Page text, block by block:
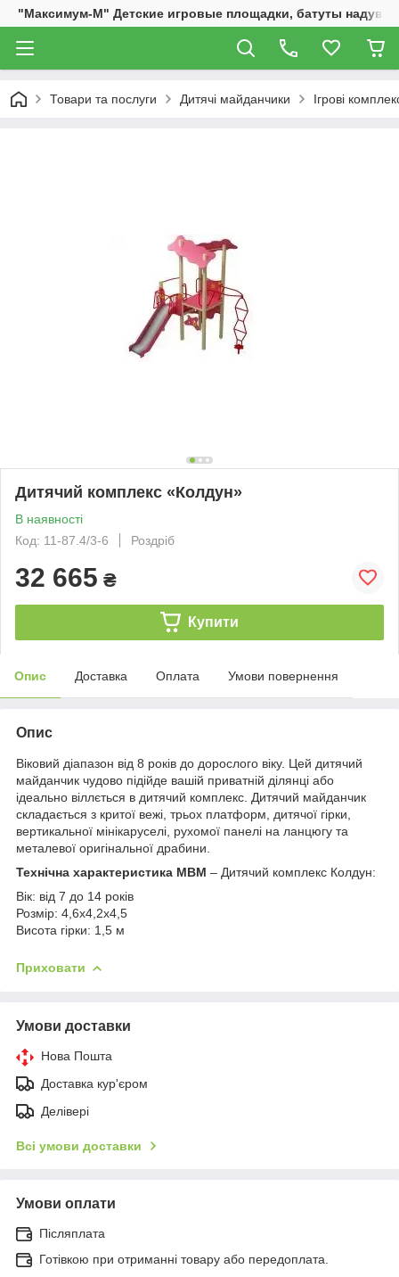
"Максимум-М" Детские игровые площадки, батуты
Товари та послуги Дитячі майданчики Ігрові
Дитячий комплекс «Колдун»
В наявності
Код: 11-87.4/3-6
Роздріб
32 665 ₴
Купити
Опис Доставка Оплата Умови повернення
Опис
Віковий діапазон від 8 років до дорослого віку. Цей дитячий
майданчик чудово підійде вашій приватній ділянці або
ідеально віллється в дитячий комплекс. Дитячий майданчик
складається з критої вежі, трьох платформ, дитячої гірки,
вертикальної мінікаруселі, рухомої панелі на ланцюгу та
металевої оригінальної драбини.
Технічна характеристика МВМ – Дитячий комплекс Колдун:
Вік: від 7 до 14 років
Розмір: 4,6x4,2х4,5
Висота гірки: 1,5 м
Приховати
Умови доставки
Нова Пошта
Доставка кур'єром
Делівері
Всі умови доставки
Умови оплати
Післяплата
Готівкою при отриманні товару або передоплата.